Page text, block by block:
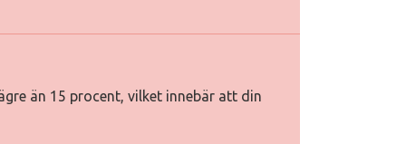
än 15 procent, vilket innebär att din